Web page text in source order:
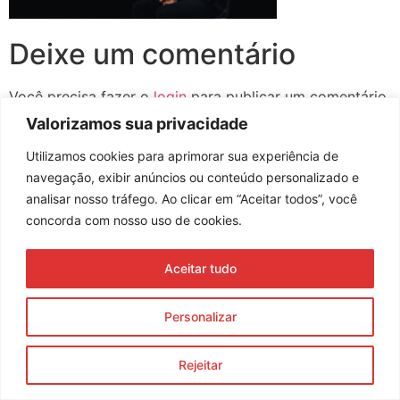
Valorizamos sua privacidade
Utilizamos cookies para aprimorar sua experiência de
navegação, exibir anúncios ou conteúdo personalizado e
analisar nosso tráfego. Ao clicar em “Aceitar todos”, você
concorda com nosso uso de cookies.
Personalizar
Rejeitar
Aceitar tudo
Deixe um comentário
Você precisa fazer o login para publicar um comentário.
Assine nossa newsletter
© 2023 Morente Forte. Todos os direitos reservados
Política de Privacidade e Termos de Uso